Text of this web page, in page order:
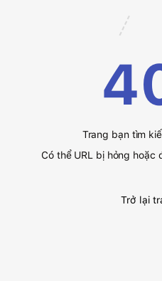
Trang bạn tìm
Có thể URL bị hỏng hoặc
Trở lại